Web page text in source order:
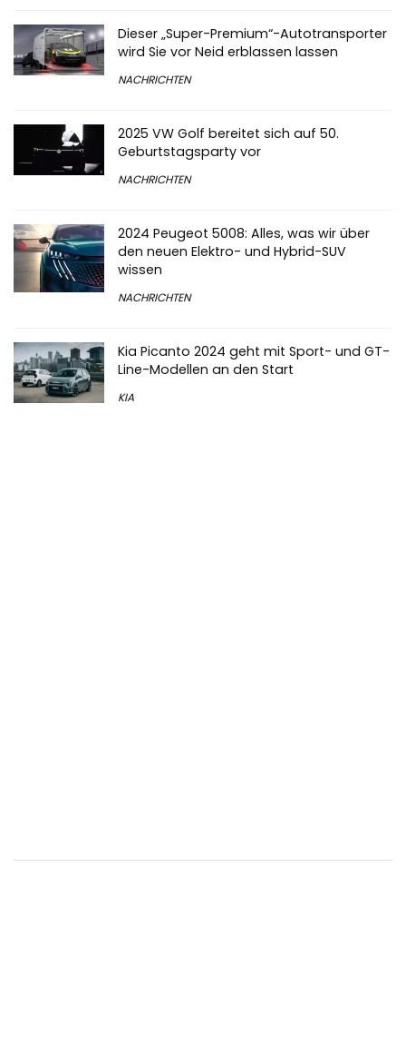
Dieser „Super-Premium“-Autotransporter
wird Sie vor Neid erblassen lassen
NACHRICHTEN
2025 VW Golf bereitet sich auf 50.
Geburtstagsparty vor
NACHRICHTEN
2024 Peugeot 5008: Alles, was wir über
den neuen Elektro- und Hybrid-SUV
wissen
NACHRICHTEN
Kia Picanto 2024 geht mit Sport- und GT-
Line-Modellen an den Start
KIA